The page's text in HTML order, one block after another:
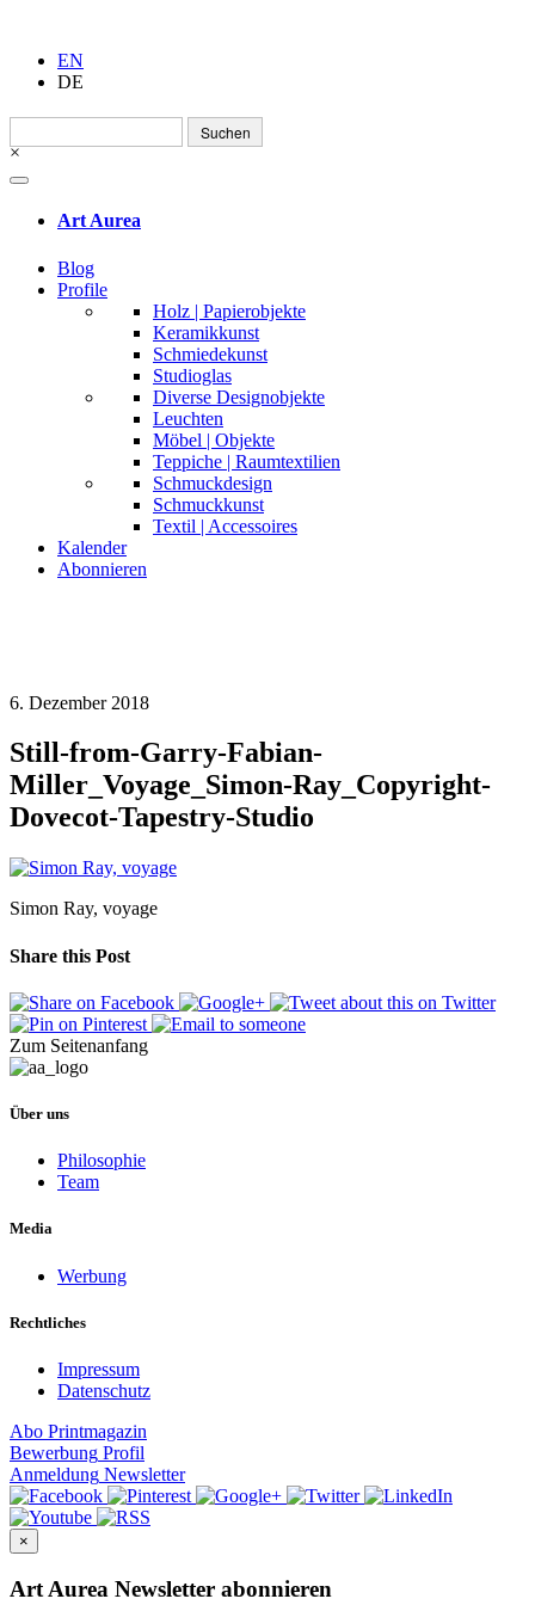
EN
DE
Suchen
nach:
×
Art Aurea
Blog
Profile
Holz | Papierobjekte
Keramikkunst
Schmiedekunst
Studioglas
Diverse Designobjekte
Leuchten
Möbel | Objekte
Teppiche | Raumtextilien
Schmuckdesign
Schmuckkunst
Textil | Accessoires
Kalender
Abonnieren
6. Dezember 2018
Still-from-Garry-Fabian-
Miller_Voyage_Simon-Ray_Copyright-
Dovecot-Tapestry-Studio
Simon Ray, voyage
Share this Post
Zum Seitenanfang
Über uns
Philosophie
Team
Media
Werbung
Rechtliches
Impressum
Datenschutz
Abo Printmagazin
Bewerbung Profil
Anmeldung Newsletter
×
Art Aurea Newsletter abonnieren